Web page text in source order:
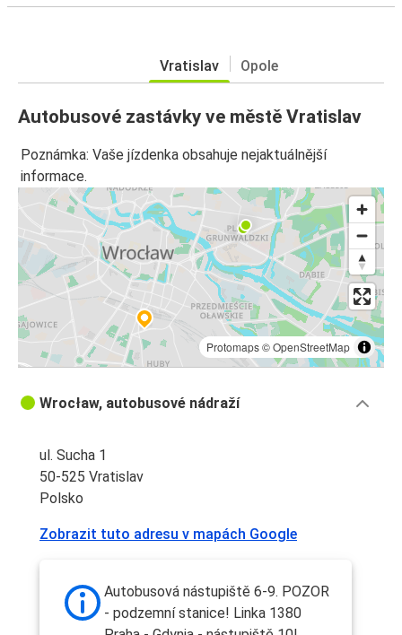
Vratislav Opole
Autobusové zastávky ve městě Vratislav
Poznámka: Vaše jízdenka obsahuje nejaktuálnější
informace.
Protomaps©OpenStreetMap
Wrocław, autobusové nádraží
ul. Sucha 1
50-525 Vratislav
Polsko
Zobrazit tuto adresu v mapách Google
Autobusová nástupiště 6-9. POZOR
- podzemní stanice! Linka 1380